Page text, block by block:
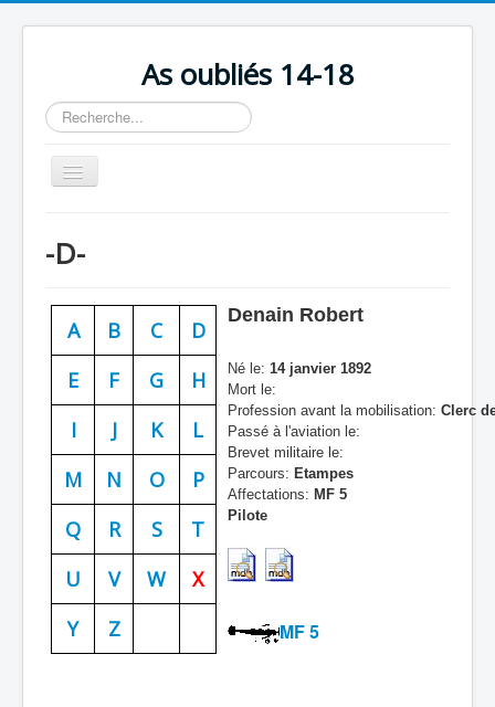
As oubliés 14-18
Rechercher
Basculer
la
Chronologie
Escadrilles
Organisation
Avions
Formation
Doctrines
Batailles
Cahiers des As
-D-
A B C
D
E
F G
H
I
J K
L
M
N O
P
Q
R S
T
U
V W
X
Y
Z
Denain Robert
Né le: 14 janvier 1892
Mort le:
Profession avant la mobilisation: Clerc
Passé à l'aviation le:
Brevet militaire le:
Parcours: Etampes
Affectations: MF 5
Pilote
MF 5